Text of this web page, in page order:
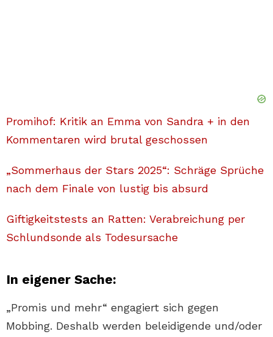
Promihof: Kritik an Emma von Sandra + in den
Kommentaren wird brutal geschossen
„Sommerhaus der Stars 2025“: Schräge Sprüche
nach dem Finale von lustig bis absurd
Giftigkeitstests an Ratten: Verabreichung per
Schlundsonde als Todesursache
In eigener Sache:
„Promis und mehr“ engagiert sich gegen
Mobbing. Deshalb werden beleidigende und/oder